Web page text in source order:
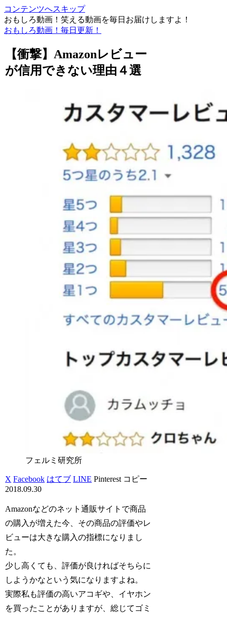
コンテンツへスキップ
おもしろ動画！笑える動画を毎日お届けしますよ！
おもしろ動画！毎日更新！
【衝撃】Amazonレビュー
が信用できない理由４選
フェルミ研究所
X Facebook はてブ LINE Pinterest コピー
2018.09.30
Amazonなどのネット通販サイトで商品
の購入が増えた今、その商品の評価やレ
ビューは大きな購入の指標になりまし
た。
少し高くても、評価が良ければそちらに
しようかなという気になりますよね。
実際私も評価の高いアコギや、イヤホン
を買ったことがありますが、総じてゴミ